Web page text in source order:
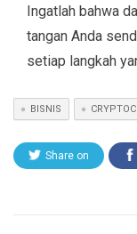
Ingatlah bahwa
tangan Anda
setiap langkah
BISNIS
Share on